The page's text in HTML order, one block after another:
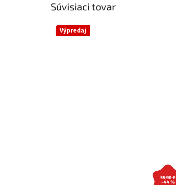
Súvisiaci tovar
Výpredaj
35,90 €
–44 %